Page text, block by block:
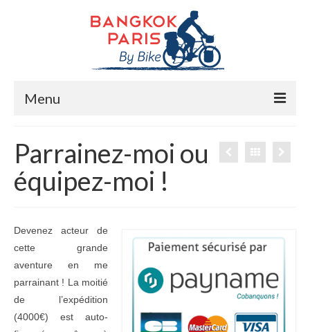
Menu
Préparation bike trip
La route
Me soutenir
Presse
Parrainez-moi ou
équipez-moi !
Devenez acteur de
cette grande
aventure en me
parrainant ! La moitié
de l’expédition
(4000€) est auto-